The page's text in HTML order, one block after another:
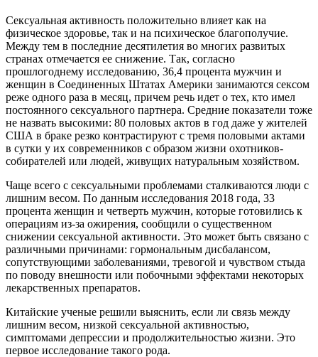
Сексуальная активность положительно влияет как на
физическое здоровье, так и на психическое благополучие.
Между тем в последние десятилетия во многих развитых
странах отмечается ее снижение. Так, согласно
прошлогоднему исследованию, 36,4 процента мужчин и
женщин в Соединенных Штатах Америки занимаются сексом
реже одного раза в месяц, причем речь идет о тех, кто имел
постоянного сексуального партнера. Средние показатели тоже
не назвать высокими: 80 половых актов в год даже у жителей
США в браке резко контрастируют с тремя половыми актами
в сутки у их современников с образом жизни охотников-
собирателей или людей, живущих натуральным хозяйством.
Чаще всего с сексуальными проблемами сталкиваются люди с
лишним весом. По данным исследования 2018 года, 33
процента женщин и четверть мужчин, которые готовились к
операциям из-за ожирения, сообщили о существенном
снижении сексуальной активности. Это может быть связано с
различными причинами: гормональным дисбалансом,
сопутствующими заболеваниями, тревогой и чувством стыда
по поводу внешности или побочными эффектами некоторых
лекарственных препаратов.
Китайские ученые решили выяснить, если ли связь между
лишним весом, низкой сексуальной активностью,
симптомами депрессии и продолжительностью жизни. Это
первое исследование такого рода.